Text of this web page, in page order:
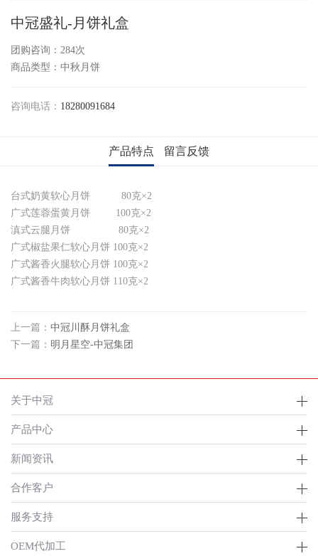
中冠盛礼-月饼礼盒
团购咨询： 284次
商品类型：中秋月饼
咨询电话： 18280091684
产品特点 留言反馈
台式奶黄软心月饼 80克×2
广式莲蓉蛋黄月饼 100克×2
滇式云腿月饼 80克×2
广式椒盐果仁软心月饼 100克×2
广式酱香火腿软心月饼 100克×2
广式酱香牛肉软心月饼 110克×2
上一篇： 中冠川酥月饼礼盒
下一篇： 明月星空-中冠集团
关于中冠
产品中心
新闻资讯
合作客户
服务支持
OEM代加工